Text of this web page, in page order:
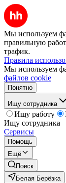
Мы используем
правильную
трафик.
Правила
Мы используем
файлов cookie
Понятно
Ищу сотрудника
Ищу работу
Ищу сотрудника
Сервисы
Помощь
Ещё
Поиск
Белая Берёзка